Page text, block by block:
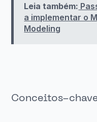
Leia também:
a implementar o
Modeling
Conceitos-